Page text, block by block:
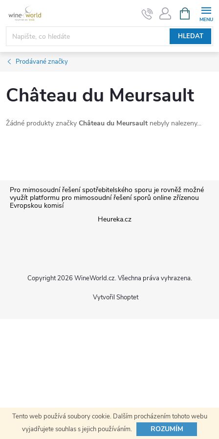
Tento web používá soubory cookie. Dalším procházením tohoto webu
vyjadřujete souhlas s jejich používáním.
ROZUMÍM
obsah
HLEDAT
NÁKUPNÍ
KOŠÍK
Prodávané značky
Château du Meursault
Žádné produkty značky Château du Meursault nebyly nalezeny...
ZPro mimosoudní řešení spotřebitelského sporu je rovněž možné
využít platformu pro mimosoudní řešení sporů online zřízenou
Evropskou komisí
Heureka.cz
Vytvořil Shoptet
Copyright 2026 WineWorld.cz. Všechna práva vyhrazena.